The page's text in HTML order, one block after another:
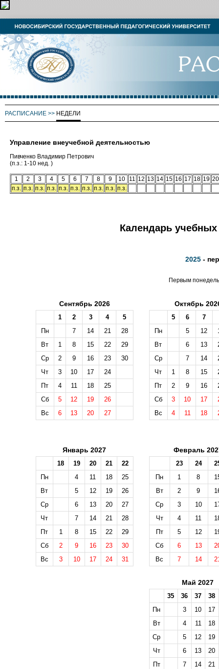
РАСПИСАНИЕ >> НЕДЕЛИ
Управление внеучебной деятельностью
Пивченко Владимир Петрович
(п.з.: 1-10 нед. )
1 2 3 4 5 6 7 8 9 10 11 12 13 14 15 16 17 18 19 20
п.з. п.з. п.з. п.з. п.з. п.з. п.з. п.з. п.з. п.з.
Календарь
2025 -
Первым
Сентябрь 2026
1 2 3 4
5
Пн
7 14 21
28
Вт
1 8 15 22
29
Ср
2 9 16 23
30
Чт
3 10 17
24
Пт
4 11 18
25
Сб
5 12 19
26
Вс
6 13 20 27
Октябрь
5 6
7
Пн
5 12
Вт
6 13
Ср
7 14
Чт
1 8 15
Пт
2 9 16
Сб
3 10 17
Вс
4 11 18
Январь 2027
18 19 20 21
22
Пн
4 11 18
25
Вт
5 12 19
26
Ср
6 13 20
27
Чт
7 14 21
28
Пт
1 8 15 22
29
Сб
2 9 16 23
30
Вс
3 10 17 24 31
Февраль
23 24
Пн
1 8
Вт
2 9
Ср
3 10
Чт
4 11
Пт
5 12
Сб
6 13
Вс
7 14
Май 2027
35 36 37
38
Пн
3 10
17
Вт
4 11
18
Ср
5 12
19
Чт
6 13
20
Пт
7 14
21